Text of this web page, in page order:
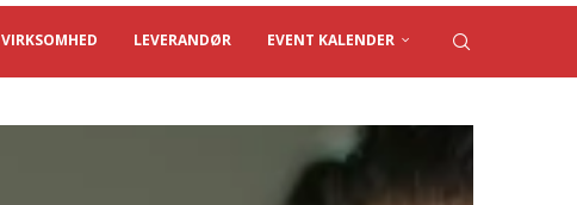
VIRKSOMHED LEVERANDØR EVENT KALENDER